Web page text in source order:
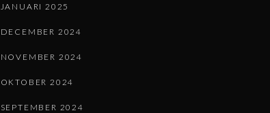
JANUARI 2025
DECEMBER 2024
NOVEMBER 2024
OKTOBER 2024
SEPTEMBER 2024